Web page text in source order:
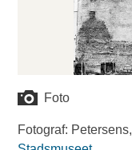
Foto
Fotograf: